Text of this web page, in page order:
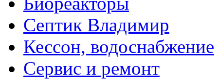
Септик Владимир
Кессон, водоснабжение
Сервис и ремонт